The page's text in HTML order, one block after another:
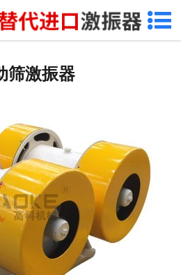
网站首页
给料设备
配套设备
筛分备件
筛激振器